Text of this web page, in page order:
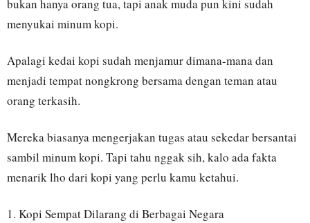
bukan hanya orang tua, tapi anak muda pun kini sudah
menyukai minum kopi.
Apalagi kedai kopi sudah menjamur dimana-mana dan
menjadi tempat nongkrong bersama dengan teman atau
orang terkasih.
Mereka biasanya mengerjakan tugas atau sekedar bersantai
sambil minum kopi. Tapi tahu nggak sih, kalo ada fakta
menarik lho dari kopi yang perlu kamu ketahui.
1. Kopi Sempat Dilarang di Berbagai Negara